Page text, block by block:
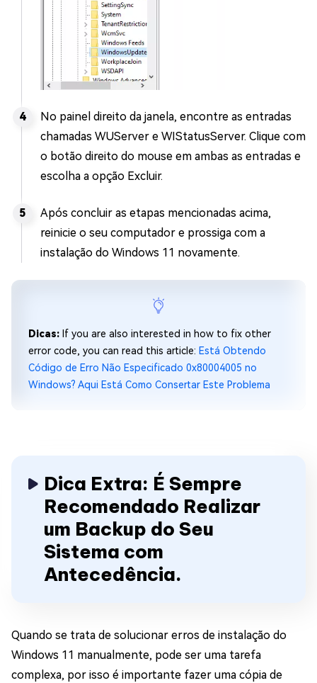
No painel direito da janela, encontre as entradas
chamadas WUServer e WIStatusServer. Clique com
o botão direito do mouse em ambas as entradas e
escolha a opção Excluir.
Após concluir as etapas mencionadas acima,
reinicie o seu computador e prossiga com a
instalação do Windows 11 novamente.
Dicas: If you are also interested in how to fix other
error code, you can read this article: Está Obtendo
Código de Erro Não Especificado 0x80004005 no
Windows? Aqui Está Como Consertar Este Problema
Dica Extra: É Sempre
Recomendado Realizar
um Backup do Seu
Sistema com
Antecedência.
Quando se trata de solucionar erros de instalação do
Windows 11 manualmente, pode ser uma tarefa
complexa, por isso é importante fazer uma cópia de